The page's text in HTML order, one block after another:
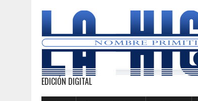
EDICIÓN DIGITAL